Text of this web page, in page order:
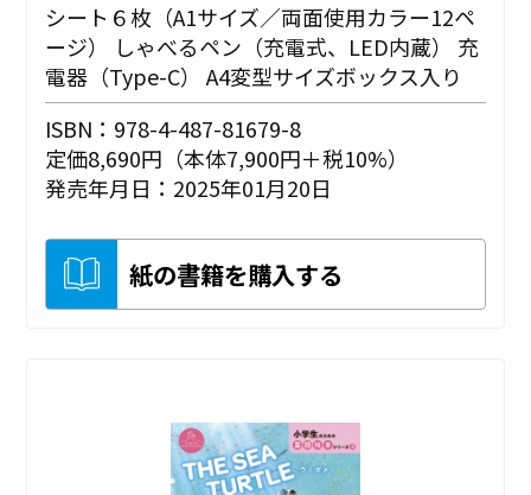
シート６枚（A1サイズ／両面使用カラー12ペ
ージ） しゃべるペン（充電式、LED内蔵） 充
電器（Type-C） A4変型サイズボックス入り
ISBN：978-4-487-81679-8
定価8,690円（本体7,900円＋税10%）
発売年月日：2025年01月20日
紙の書籍を購入する